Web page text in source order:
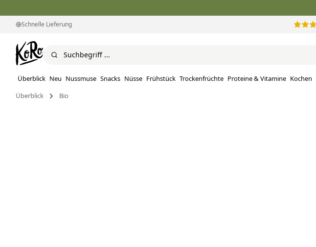
Schnelle Lieferung
Überblick Neu Nussmuse Snacks Nüsse Frühstück Trockenfrüchte Proteine ​​& Vitamine Kochen
Überblick
Bio